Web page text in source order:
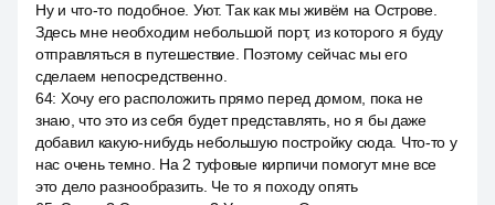
Ну и что-то подобное. Уют. Так как мы живём на Острове.
Здесь мне необходим небольшой порт, из которого я буду
отправляться в путешествие. Поэтому сейчас мы его
сделаем непосредственно.
64: Хочу его расположить прямо перед домом, пока не
знаю, что это из себя будет представлять, но я бы даже
добавил какую-нибудь небольшую постройку сюда. Что-то у
нас очень темно. На 2 туфовые кирпичи помогут мне все
это дело разнообразить. Че то я походу опять